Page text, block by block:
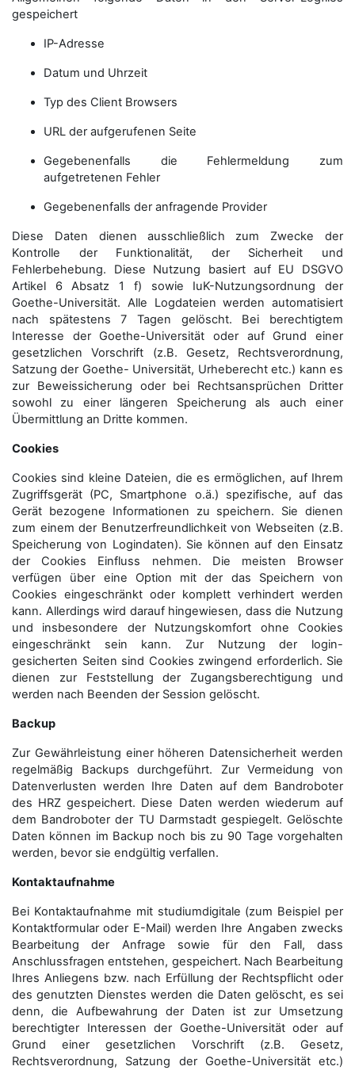
gespeichert
IP-Adresse
Datum und Uhrzeit
Typ des Client Browsers
URL der aufgerufenen Seite
Gegebenenfalls die Fehlermeldung zum
aufgetretenen Fehler
Gegebenenfalls der anfragende Provider
Diese Daten dienen ausschließlich zum Zwecke der
Kontrolle der Funktionalität, der Sicherheit und
Fehlerbehebung. Diese Nutzung basiert auf EU DSGVO
Artikel 6 Absatz 1 f) sowie IuK-Nutzungsordnung der
Goethe-Universität. Alle Logdateien werden auto­matisiert
nach spätestens 7 Tagen gelöscht. Bei berechtigtem
Interesse der Goethe-Universität oder auf Grund einer
gesetzlichen Vorschrift (z.B. Gesetz, Rechtsverordnung,
Satzung der Goethe- Universität, Urheberecht etc.) kann es
zur Beweissicherung oder bei Rechtsansprüchen Dritter
sowohl zu einer längeren Speicherung als auch einer
Übermittlung an Dritte kommen.
Cookies
Cookies sind kleine Dateien, die es ermöglichen, auf Ihrem
Zugriffsgerät (PC, Smartphone o.ä.) spezifische, auf das
Gerät bezogene Informationen zu speichern. Sie dienen
zum einem der Benutzerfreundlichkeit von Webseiten (z.B.
Speicherung von Logindaten). Sie können auf den Einsatz
der Cookies Einfluss nehmen. Die meisten Browser
verfügen über eine Option mit der das Speichern von
Cookies eingeschränkt oder komplett verhindert werden
kann. Allerdings wird darauf hingewiesen, dass die Nutzung
und insbesondere der Nutzungskomfort ohne Cookies
eingeschränkt sein kann. Zur Nutzung der login-
gesicherten Seiten sind Cookies zwingend erforderlich. Sie
dienen zur Feststellung der Zugangs­berechtigung und
werden nach Beenden der Session gelöscht.
Backup
Zur Gewährleistung einer höheren Datensicherheit werden
regelmäßig Backups durchgeführt. Zur Vermeidung von
Datenverlusten werden Ihre Daten auf dem Bandroboter
des HRZ gespeichert. Diese Daten werden wiederum auf
dem Bandroboter der TU Darmstadt gespiegelt. Gelöschte
Daten können im Backup noch bis zu 90 Tage vorgehalten
werden, bevor sie endgültig verfallen.
Kontaktaufnahme
Bei Kontaktaufnahme mit studiumdigitale (zum Beispiel per
Kontaktformular oder E-Mail) werden Ihre Angaben zwecks
Bearbeitung der Anfrage sowie für den Fall, dass
Anschluss­fragen entstehen, gespeichert. Nach Bearbeitung
Ihres Anliegens bzw. nach Erfüllung der Rechtspflicht oder
des genutzten Dienstes werden die Daten gelöscht, es sei
denn, die Aufbewahrung der Daten ist zur Umsetzung
berechtigter Interessen der Goethe-Universität oder auf
Grund einer gesetzlichen Vorschrift (z.B. Gesetz,
Rechtsverordnung, Satzung der Goethe-Universität etc.)